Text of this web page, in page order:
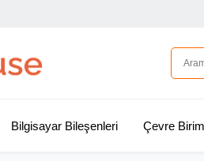
Bilgisayar Bileşenleri Çevre